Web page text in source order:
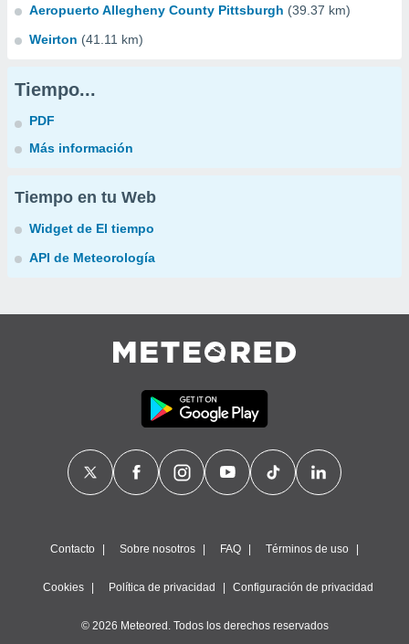
Aeropuerto Allegheny County Pittsburgh (39.37 km)
Weirton (41.11 km)
Tiempo...
PDF
Más información
Tiempo en tu Web
Widget de El tiempo
API de Meteorología
Contacto Sobre nosotros FAQ Términos de uso
Cookies Política de privacidad Configuración de privacidad
© 2026 Meteored. Todos los derechos reservados